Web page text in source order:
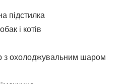
підстилка
і котів
з охолоджувальним шаром